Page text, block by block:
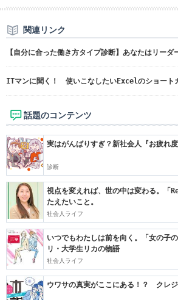
関連リンク
【自分に合った働き方タイプ診断】あなたはリーダ
ITマンに聞く！ 使いこなしたいExcelのショート
話題のコンテンツ
実はがんばりすぎ？新社会人『お疲れ
診断
視点を変えれば、世の中は変わる。「
たえたいこと。
社会人ライフ
いつでもわたしは前を向く。「女の子
リ・大学生リカの物語
社会人ライフ
ウワサの真実がここにある！？ クレ